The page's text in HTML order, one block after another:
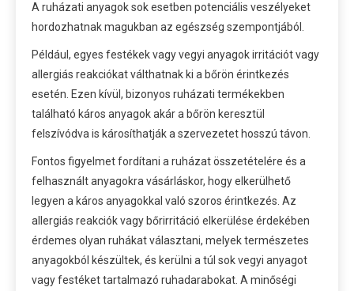
A ruházati anyagok sok esetben potenciális veszélyeket
hordozhatnak magukban az egészség szempontjából.
Például, egyes festékek vagy vegyi anyagok irritációt vagy
allergiás reakciókat válthatnak ki a bőrön érintkezés
esetén. Ezen kívül, bizonyos ruházati termékekben
található káros anyagok akár a bőrön keresztül
felszívódva is károsíthatják a szervezetet hosszú távon.
Fontos figyelmet fordítani a ruházat összetételére és a
felhasznált anyagokra vásárláskor, hogy elkerülhető
legyen a káros anyagokkal való szoros érintkezés. Az
allergiás reakciók vagy bőrirritáció elkerülése érdekében
érdemes olyan ruhákat választani, melyek természetes
anyagokból készültek, és kerülni a túl sok vegyi anyagot
vagy festéket tartalmazó ruhadarabokat. A minőségi